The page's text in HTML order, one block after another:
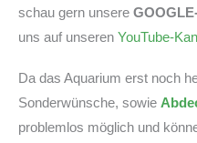
schau gern unsere
uns auf unseren YouTube-
Da das Aquarium erst noch
Sonderwünsche, sowie
problemlos möglich und